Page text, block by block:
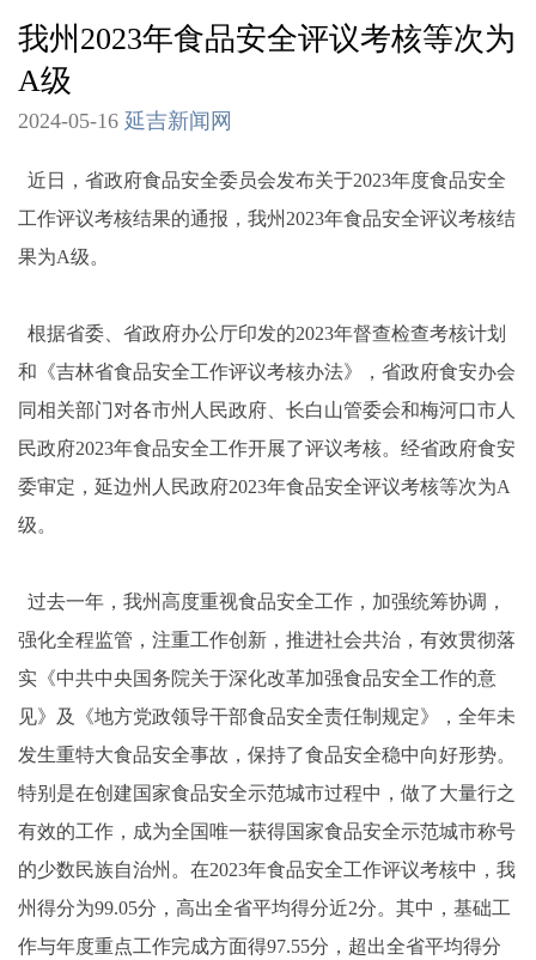
我州2023年食品安全评议考核等次为
A级
2024-05-16 延吉新闻网
近日，省政府食品安全委员会发布关于2023年度食品安全
工作评议考核结果的通报，我州2023年食品安全评议考核结
果为A级。
根据省委、省政府办公厅印发的2023年督查检查考核计划
和《吉林省食品安全工作评议考核办法》，省政府食安办会
同相关部门对各市州人民政府、长白山管委会和梅河口市人
民政府2023年食品安全工作开展了评议考核。经省政府食安
委审定，延边州人民政府2023年食品安全评议考核等次为A
级。
过去一年，我州高度重视食品安全工作，加强统筹协调，
强化全程监管，注重工作创新，推进社会共治，有效贯彻落
实《中共中央国务院关于深化改革加强食品安全工作的意
见》及《地方党政领导干部食品安全责任制规定》，全年未
发生重特大食品安全事故，保持了食品安全稳中向好形势。
特别是在创建国家食品安全示范城市过程中，做了大量行之
有效的工作，成为全国唯一获得国家食品安全示范城市称号
的少数民族自治州。在2023年食品安全工作评议考核中，我
州得分为99.05分，高出全省平均得分近2分。其中，基础工
作与年度重点工作完成方面得97.55分，超出全省平均得分